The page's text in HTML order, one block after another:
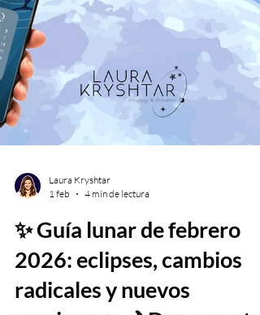
Laura Kryshtar
1 feb
4 min de lectura